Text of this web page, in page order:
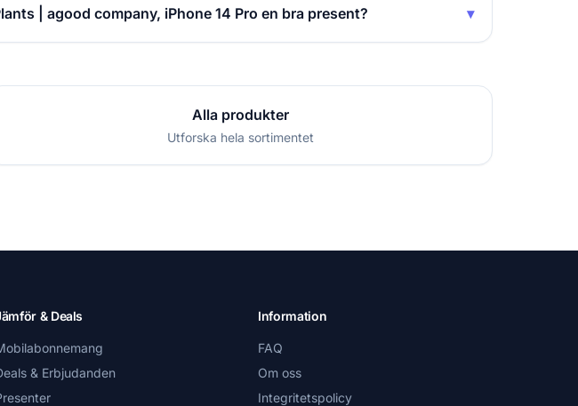
| agood company, iPhone 14 Pro en bra present? ▾
Alla produkter
Utforska hela sortimentet
& Deals
& Erbjudanden
Information
FAQ
Om oss
Integritetspolicy